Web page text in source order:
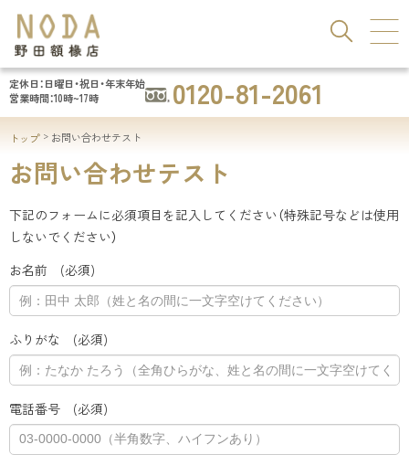
ー
へ
本
へ
額
縁
・
絵
画
の
田
額
椽
店
（
株
式
会
社
ノ
ダ
定休日：日曜日・祝日・年末年始
営業時間：10時~17時
0120-81-2061
トップ お問い合わせテスト
お問い合わせテスト
下記のフォームに必須項目を記入してください（特殊記号などは使用
しないでください）
お名前 (必須)
ふりがな (必須)
電話番号 (必須)
の
ト
ッ
に
戻
る
メ
ュ
ー
へ
本
文
へ